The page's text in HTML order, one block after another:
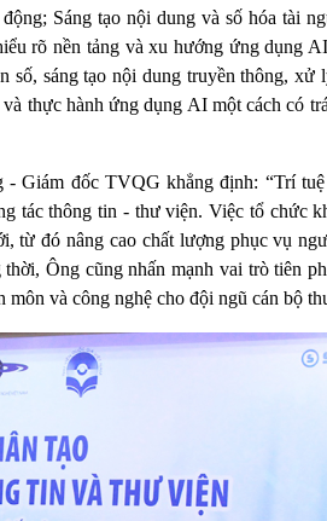
Sáng tạo nội dung và số hóa tài
rõ nền tảng và xu hướng ứng dụng
số, sáng tạo nội dung truyền thông,
thực hành ứng dụng AI một cách có
Giám đốc TVQG khẳng định: “Trí
tác thông tin - thư viện. Việc tổ chức
từ đó nâng cao chất lượng phục vụ
Ông cũng nhấn mạnh vai trò tiên
và công nghệ cho đội ngũ cán bộ